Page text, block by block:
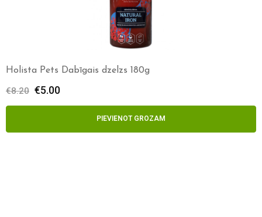
Z/S Sidrabjērs Jēra galva bez spalvas 1/2
€4.10 €3.00
PIEVIENOT GROZAM